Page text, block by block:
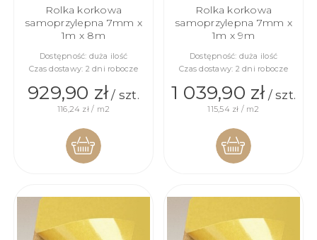
Rolka korkowa
samoprzylepna 7mm x
1m x 8m
Dostępność: duża ilość
Czas dostawy: 2 dni robocze
929,90 zł/ szt.
116,24 zł / m2
KOSZYKA
Rolka korkowa
samoprzylepna 7mm x
1m x 9m
Dostępność: duża ilość
Czas dostawy: 2 dni robocze
1 039,90 zł/ szt.
115,54 zł / m2
KOSZYKA